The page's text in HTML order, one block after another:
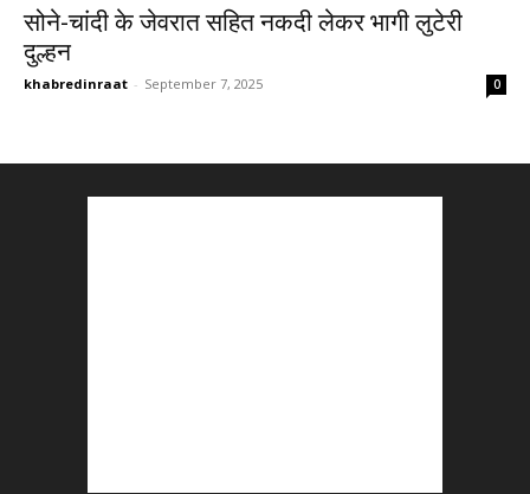
सोने-चांदी के जेवरात सहित नकदी लेकर भागी लुटेरी
दुल्हन
khabredinraat - September 7, 2025 0